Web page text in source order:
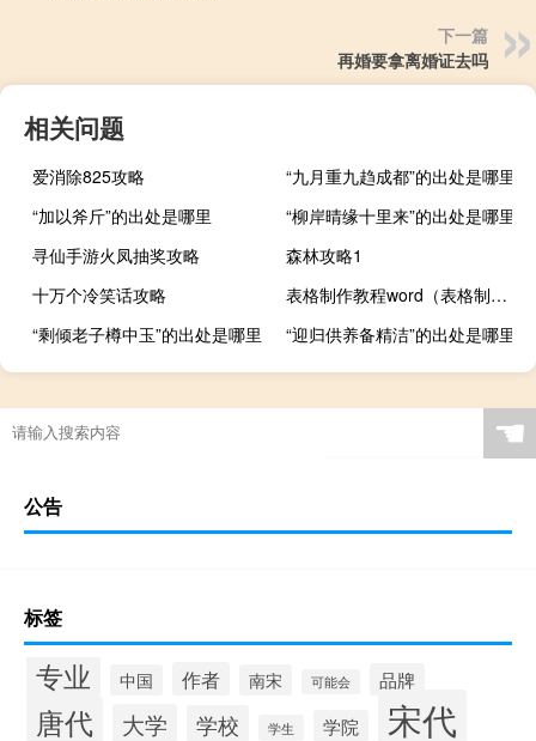
下一篇
再婚要拿离婚证去吗
相关问题
爱消除825攻略
“九月重九趋成都”的出处是哪里
“加以斧斤”的出处是哪里
“柳岸晴缘十里来”的出处是哪里
寻仙手游火凤抽奖攻略
森林攻略1
十万个冷笑话攻略
表格制作教程word（表格制作教程）
“剩倾老子樽中玉”的出处是哪里
“迎归供养备精洁”的出处是哪里
☚
公告
标签
专业 中国 作者 南宋 可能会 品牌
唐代 大学 学校 学生 学院 宋代